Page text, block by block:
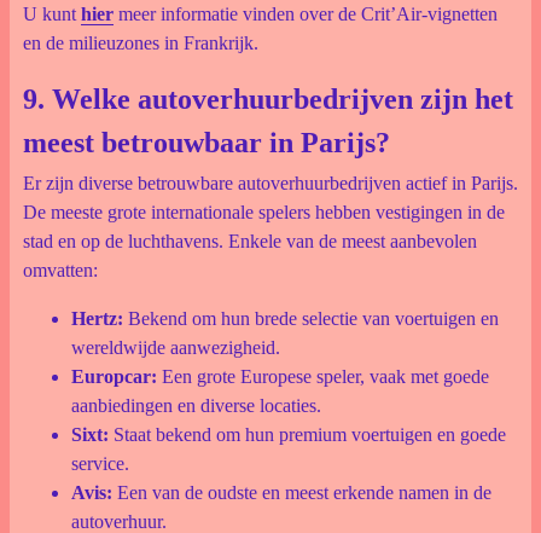
U kunt hiermeer informatie vinden over de Crit’Air-vignetten
en de milieuzones in Frankrijk.
9. Welke autoverhuurbedrijven zijn het
meest betrouwbaar in Parijs?
Er zijn diverse betrouwbare autoverhuurbedrijven actief in Parijs.
De meeste grote internationale spelers hebben vestigingen in de
stad en op de luchthavens. Enkele van de meest aanbevolen
omvatten:
Hertz: Bekend om hun brede selectie van voertuigen en
wereldwijde aanwezigheid.
Europcar: Een grote Europese speler, vaak met goede
aanbiedingen en diverse locaties.
Sixt: Staat bekend om hun premium voertuigen en goede
service.
Avis: Een van de oudste en meest erkende namen in de
autoverhuur.